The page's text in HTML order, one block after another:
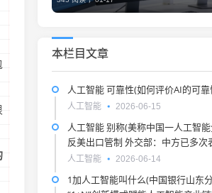
本栏目文章
人工智能 可靠性(如何评价AI的可靠
人工智能 2026-06-15
人工智能 别称(美称中国一人工智
反美出口管制 外交部：中方已多次
则立场)
人工智能 2026-06-14
1加人工智能叫什么(中国银行山东